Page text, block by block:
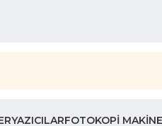
YAZICILARFOTOKOPI